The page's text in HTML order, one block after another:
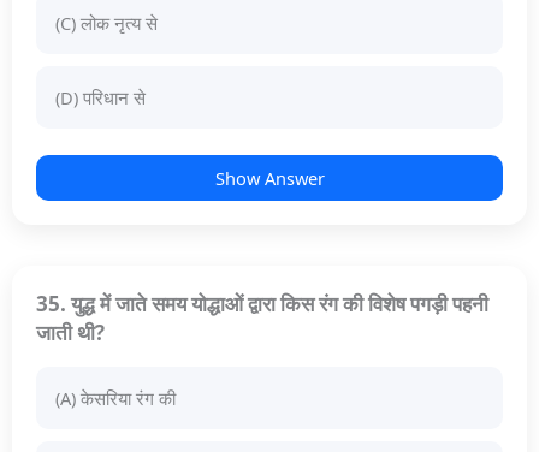
(C) लोक नृत्य से
(D) परिधान से
Show Answer
35. युद्ध में जाते समय योद्धाओं द्वारा किस रंग की विशेष पगड़ी पहनी
जाती थी?
(A) केसरिया रंग की